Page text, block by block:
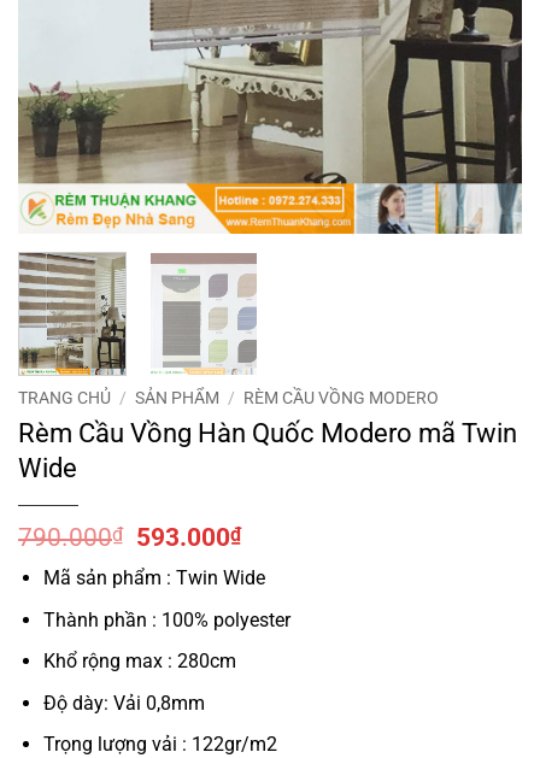
TRANG CHỦ / SẢN PHẨM / RÈM CẦU VỒNG MODERO
Rèm Cầu Vồng Hàn Quốc Modero mã Twin
Wide
790.000₫
Giá
gốc
là:
790.000₫.
593.000₫Giá
tại
là:
593.000₫.
Mã sản phẩm : Twin Wide
Thành phần : 100% polyester
Khổ rộng max : 280cm
Độ dày: Vải 0,8mm
Trọng lượng vải : 122gr/m2